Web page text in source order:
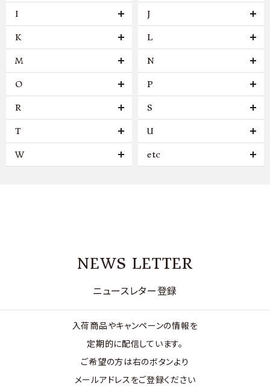
I J
K L
M N
O P
R S
T U
W etc
NEWS LETTER
ニュースレター登録
入荷商品やキャンペーンの情報を
定期的に配信しています。
ご希望の方は右のボタンより
メールアドレスをご登録ください